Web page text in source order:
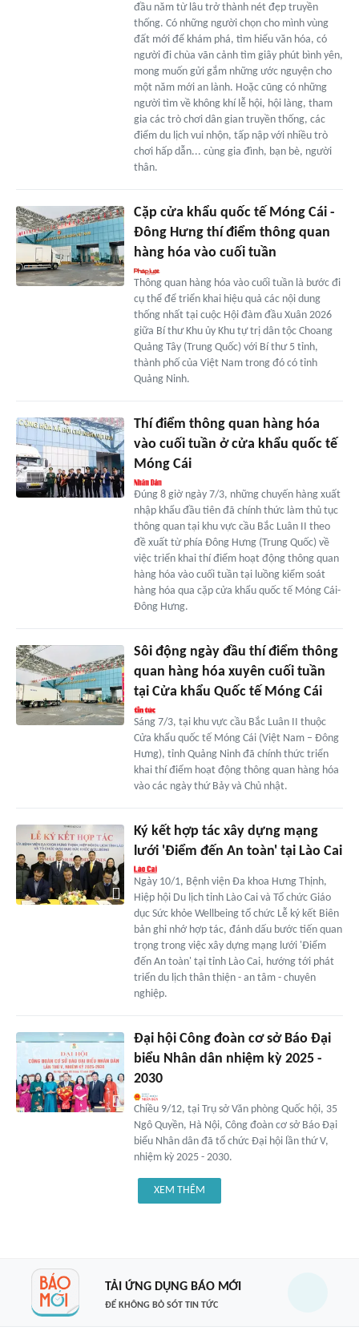
đầu năm từ lâu trở thành nét đẹp truyền
thống. Có những người chọn cho mình vùng
đất mới để khám phá, tìm hiểu văn hóa, có
người đi chùa vãn cảnh tìm giây phút bình yên,
mong muốn gửi gắm những ước nguyện cho
một năm mới an lành. Hoặc cũng có những
người tìm về không khí lễ hội, hội làng, tham
gia các trò chơi dân gian truyền thống, các
điểm du lịch vui nhộn, tấp nập với nhiều trò
chơi hấp dẫn... cùng gia đình, bạn bè, người
thân.
Cặp cửa khẩu quốc tế Móng Cái -
Đông Hưng thí điểm thông quan
hàng hóa vào cuối tuần
Thông quan hàng hóa vào cuối tuần là bước đi
cụ thể để triển khai hiệu quả các nội dung
thống nhất tại cuộc Hội đàm đầu Xuân 2026
giữa Bí thư Khu ủy Khu tự trị dân tộc Choang
Quảng Tây (Trung Quốc) với Bí thư 5 tỉnh,
thành phố của Việt Nam trong đó có tỉnh
Quảng Ninh.
Thí điểm thông quan hàng hóa
vào cuối tuần ở cửa khẩu quốc tế
Móng Cái
Đúng 8 giờ ngày 7/3, những chuyến hàng xuất
nhập khẩu đầu tiên đã chính thức làm thủ tục
thông quan tại khu vực cầu Bắc Luân II theo
đề xuất từ phía Đông Hưng (Trung Quốc) về
việc triển khai thí điểm hoạt động thông quan
hàng hóa vào cuối tuần tại luồng kiểm soát
hàng hóa qua cặp cửa khẩu quốc tế Móng Cái-
Đông Hưng.
Sôi động ngày đầu thí điểm thông
quan hàng hóa xuyên cuối tuần
tại Cửa khẩu Quốc tế Móng Cái
Sáng 7/3, tại khu vực cầu Bắc Luân II thuộc
Cửa khẩu quốc tế Móng Cái (Việt Nam – Đông
Hưng), tỉnh Quảng Ninh đã chính thức triển
khai thí điểm hoạt động thông quan hàng hóa
vào các ngày thứ Bảy và Chủ nhật.
Ký kết hợp tác xây dựng mạng
lưới 'Điểm đến An toàn' tại Lào Cai
Ngày 10/1, Bệnh viện Đa khoa Hưng Thịnh,
Hiệp hội Du lịch tỉnh Lào Cai và Tổ chức Giáo
dục Sức khỏe Wellbeing tổ chức Lễ ký kết Biên
bản ghi nhớ hợp tác, đánh dấu bước tiến quan
trọng trong việc xây dựng mạng lưới 'Điểm
đến An toàn' tại tỉnh Lào Cai, hướng tới phát
triển du lịch thân thiện - an tâm - chuyên
nghiệp.
Đại hội Công đoàn cơ sở Báo Đại
biểu Nhân dân nhiệm kỳ 2025 -
2030
Chiều 9/12, tại Trụ sở Văn phòng Quốc hội, 35
Ngô Quyền, Hà Nội, Công đoàn cơ sở Báo Đại
biểu Nhân dân đã tổ chức Đại hội lần thứ V,
nhiệm kỳ 2025 - 2030.
XEM THÊM
TẢI ỨNG DỤNG BÁO MỚI
ĐỂ KHÔNG BỎ SÓT TIN TỨC